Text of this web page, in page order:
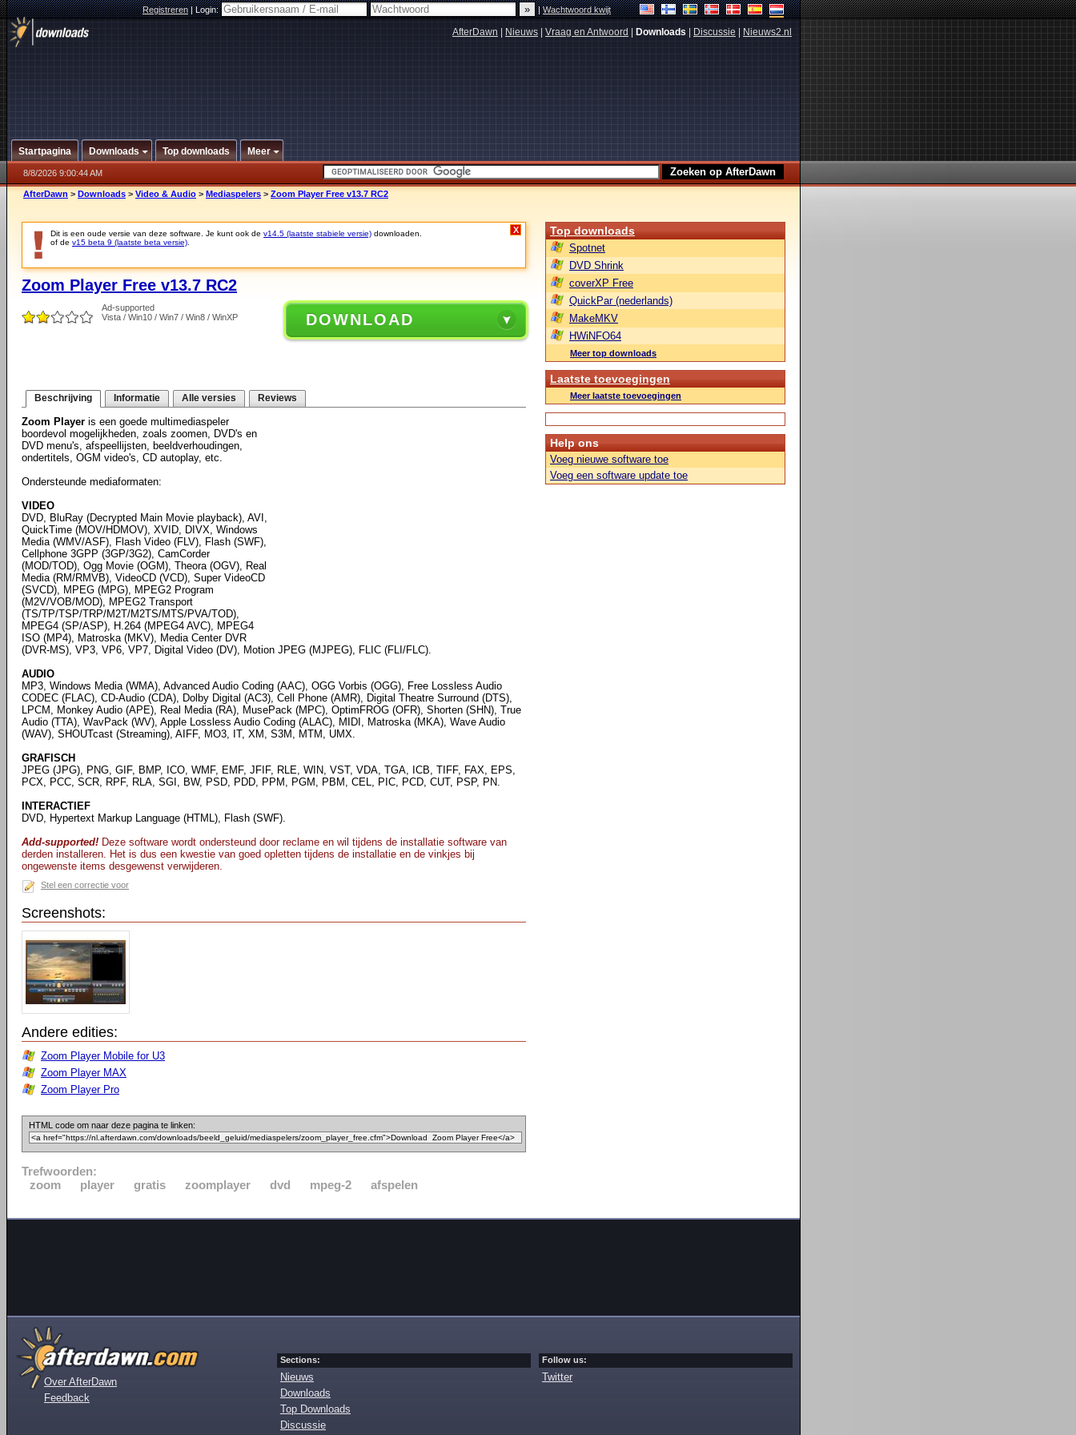
Registreren|Login: |Wachtwoord kwijt
AfterDawn Nieuws Vraag en Antwoord Downloads Discussie Nieuws2.nl
Startpagina Downloads Top downloads Meer
8/8/2026 9:00:44 AM
AfterDawn > Downloads > Video & Audio > Mediaspelers > Zoom Player Free v13.7 RC2
Dit is een oude versie van deze software. Je kunt ook de v14.5 (laatste stabiele versie) downloaden.
of de v15 beta 9 (laatste beta versie)
X
Zoom Player Free v13.7 RC2
Ad-supported
Vista / Win10 / Win7 / Win8 / WinXP
DOWNLOAD
Beschrijving Informatie Alle versies Reviews
Zoom Player is een goede multimediaspeler
boordevol mogelijkheden, zoals zoomen, DVD's en
DVD menu's, afspeellijsten, beeldverhoudingen,
ondertitels, OGM video's, CD autoplay, etc.
Ondersteunde mediaformaten:
VIDEO
DVD, BluRay (Decrypted Main Movie playback), AVI,
QuickTime (MOV/HDMOV), XVID, DIVX, Windows
Media (WMV/ASF), Flash Video (FLV), Flash (SWF),
Cellphone 3GPP (3GP/3G2), CamCorder
(MOD/TOD), Ogg Movie (OGM), Theora (OGV), Real
Media (RM/RMVB), VideoCD (VCD), Super VideoCD
(SVCD), MPEG (MPG), MPEG2 Program
(M2V/VOB/MOD), MPEG2 Transport
(TS/TP/TSP/TRP/M2T/M2TS/MTS/PVA/TOD),
MPEG4 (SP/ASP), H.264 (MPEG4 AVC), MPEG4
ISO (MP4), Matroska (MKV), Media Center DVR
(DVR-MS), VP3, VP6, VP7, Digital Video (DV), Motion JPEG (MJPEG), FLIC (FLI/FLC).
AUDIO
MP3, Windows Media (WMA), Advanced Audio Coding (AAC), OGG Vorbis (OGG), Free Lossless Audio
CODEC (FLAC), CD-Audio (CDA), Dolby Digital (AC3), Cell Phone (AMR), Digital Theatre Surround (DTS),
LPCM, Monkey Audio (APE), Real Media (RA), MusePack (MPC), OptimFROG (OFR), Shorten (SHN), True
Audio (TTA), WavPack (WV), Apple Lossless Audio Coding (ALAC), MIDI, Matroska (MKA), Wave Audio
(WAV), SHOUTcast (Streaming), AIFF, MO3, IT, XM, S3M, MTM, UMX.
GRAFISCH
JPEG (JPG), PNG, GIF, BMP, ICO, WMF, EMF, JFIF, RLE, WIN, VST, VDA, TGA, ICB, TIFF, FAX, EPS,
PCX, PCC, SCR, RPF, RLA, SGI, BW, PSD, PDD, PPM, PGM, PBM, CEL, PIC, PCD, CUT, PSP, PN.
INTERACTIEF
DVD, Hypertext Markup Language (HTML), Flash (SWF).
Add-supported! Deze software wordt ondersteund door reclame en wil tijdens de installatie software van
derden installeren. Het is dus een kwestie van goed opletten tijdens de installatie en de vinkjes bij
ongewenste items desgewenst verwijderen.
Stel een correctie voor
Screenshots:
Andere edities:
Zoom Player Mobile for U3
Zoom Player MAX
Zoom Player Pro
HTML code om naar deze pagina te linken:
Trefwoorden:
zoom
player gratis zoomplayer dvd mpeg-2 afspelen
Top downloads
Spotnet
DVD Shrink
coverXP Free
QuickPar (nederlands)
MakeMKV
HWiNFO64
Meer top downloads
Laatste toevoegingen
Meer laatste toevoegingen
Help ons
Voeg nieuwe software toe
Voeg een software update toe
Over AfterDawn
Feedback
Sections:
Nieuws
Downloads
Top Downloads
Discussie
Follow us:
Twitter